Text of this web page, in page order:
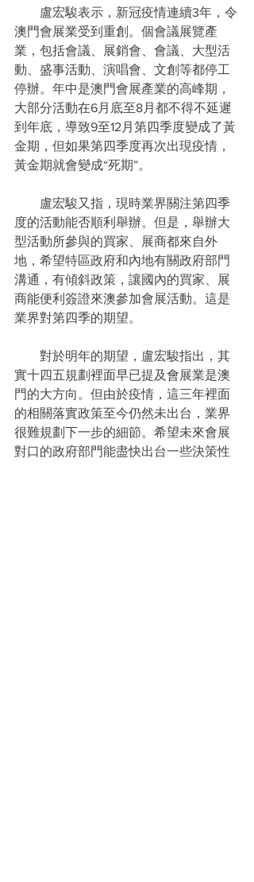
盧宏駿表示，新冠疫情連續3年，令
澳門會展業受到重創。個會議展覽產
業，包括會議、展銷會、會議、大型活
動、盛事活動、演唱會、文創等都停工
停辦。年中是澳門會展產業的高峰期，
大部分活動在6月底至8月都不得不延遲
到年底，導致9至12月第四季度變成了黃
金期，但如果第四季度再次出現疫情，
黃金期就會變成“死期”。
盧宏駿又指，現時業界關注第四季
度的活動能否順利舉辦。但是，舉辦大
型活動所參與的買家、展商都來自外
地，希望特區政府和內地有關政府部門
溝通，有傾斜政策，讓國內的買家、展
商能便利簽證來澳參加會展活動。這是
業界對第四季的期望。
對於明年的期望，盧宏駿指出，其
實十四五規劃裡面早已提及會展業是澳
門的大方向。但由於疫情，這三年裡面
的相關落實政策至今仍然未出台，業界
很難規劃下一步的細節。希望未來會展
對口的政府部門能盡快出台一些決策性